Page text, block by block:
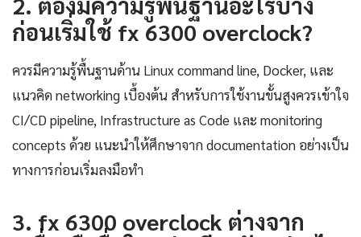
ก่อนเริ่มใช้ fx 6300 overclock?
ควรมีความรู้พื้นฐานด้าน Linux command line, Docker, และ
แนวคิด networking เบื้องต้น สำหรับการใช้งานขั้นสูงควรเข้าใจ
CI/CD pipeline, Infrastructure as Code และ monitoring
concepts ด้วย แนะนำให้ศึกษาจาก documentation อย่างเป็น
ทางการก่อนเริ่มลงมือทำ
3. fx 6300 overclock ต่างจาก